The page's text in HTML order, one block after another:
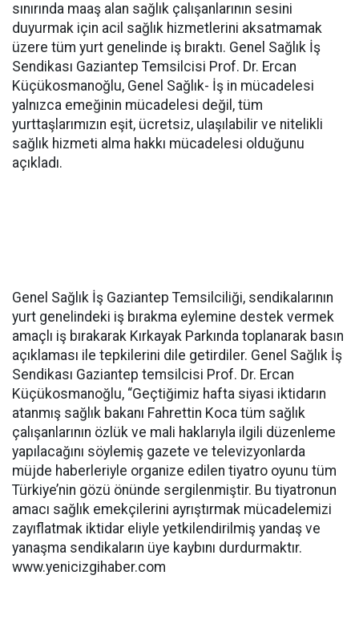
sınırında maaş alan sağlık çalışanlarının sesini
duyurmak için acil sağlık hizmetlerini aksatmamak
üzere tüm yurt genelinde iş bıraktı. Genel Sağlık İş
Sendikası Gaziantep Temsilcisi Prof. Dr. Ercan
Küçükosmanoğlu, Genel Sağlık- İş in mücadelesi
yalnızca emeğinin mücadelesi değil, tüm
yurttaşlarımızın eşit, ücretsiz, ulaşılabilir ve nitelikli
sağlık hizmeti alma hakkı mücadelesi olduğunu
açıkladı.
Genel Sağlık İş Gaziantep Temsilciliği, sendikalarının
yurt genelindeki iş bırakma eylemine destek vermek
amaçlı iş bırakarak Kırkayak Parkında toplanarak basın
açıklaması ile tepkilerini dile getirdiler. Genel Sağlık İş
Sendikası Gaziantep temsilcisi Prof. Dr. Ercan
Küçükosmanoğlu, “Geçtiğimiz hafta siyasi iktidarın
atanmış sağlık bakanı Fahrettin Koca tüm sağlık
çalışanlarının özlük ve mali haklarıyla ilgili düzenleme
yapılacağını söylemiş gazete ve televizyonlarda
müjde haberleriyle organize edilen tiyatro oyunu tüm
Türkiye’nin gözü önünde sergilenmiştir. Bu tiyatronun
amacı sağlık emekçilerini ayrıştırmak mücadelemizi
zayıflatmak iktidar eliyle yetkilendirilmiş yandaş ve
yanaşma sendikaların üye kaybını durdurmaktır.
www.yenicizgihaber.com